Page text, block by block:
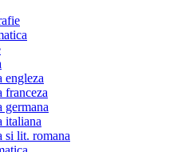
engleza
franceza
germana
italiana
si lit. romana